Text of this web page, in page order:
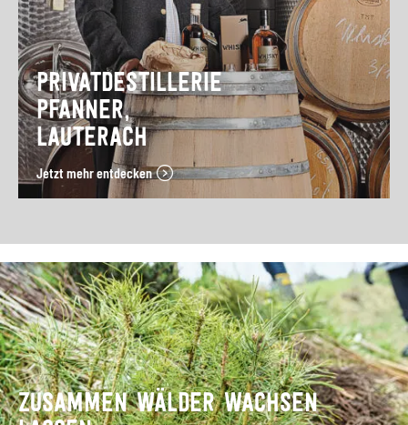
PRIVATDESTILLERIE
PFANNER,
LAUTERACH
Jetzt mehr entdecken
ZUSAMMEN WÄLDER WACHSEN